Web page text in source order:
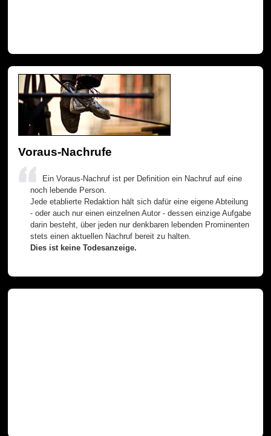
Voraus-Nachrufe
Ein Voraus-Nachruf ist per Definition ein Nachruf auf eine
noch lebende Person.
Jede etablierte Redaktion hält sich dafür eine eigene Abteilung
- oder auch nur einen einzelnen Autor - dessen einzige Aufgabe
darin besteht, über jeden nur denkbaren lebenden Prominenten
stets einen aktuellen Nachruf bereit zu halten.
Dies ist keine Todesanzeige.